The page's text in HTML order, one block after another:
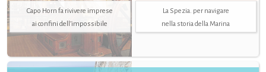
Capo Horn fa rivivere imprese
ai confini dell’impossibile
La Spezia. per navigare
nella storia della Marina